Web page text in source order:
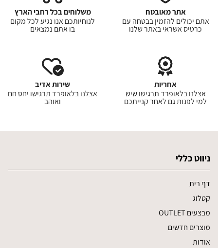
אתר מאובטח
אתם יכולים להזמין בבטחה עם
כרטיס אשראי באתר שלנו
משלוחים בכל רחבי הארץ
לנוחיותכם אנו נגיע לכל מקום
בו אתם נמצאים
אחריות
אצלנו בלאופרד תרגישו שיש
למי לפנות גם לאחר קנייתכם
שירות אדיב
אצלנו בלאופרד תרגישו יחס חם
ואוהב
ניווט כללי
דף בית
קטלוג
מבצעים OUTLET
מוצרים חדשים
אודות